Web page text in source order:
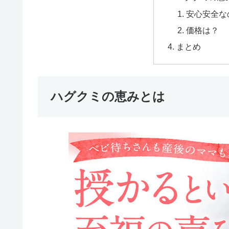
安心安全な
価格は？
まとめ
ハグクミの恵みとは